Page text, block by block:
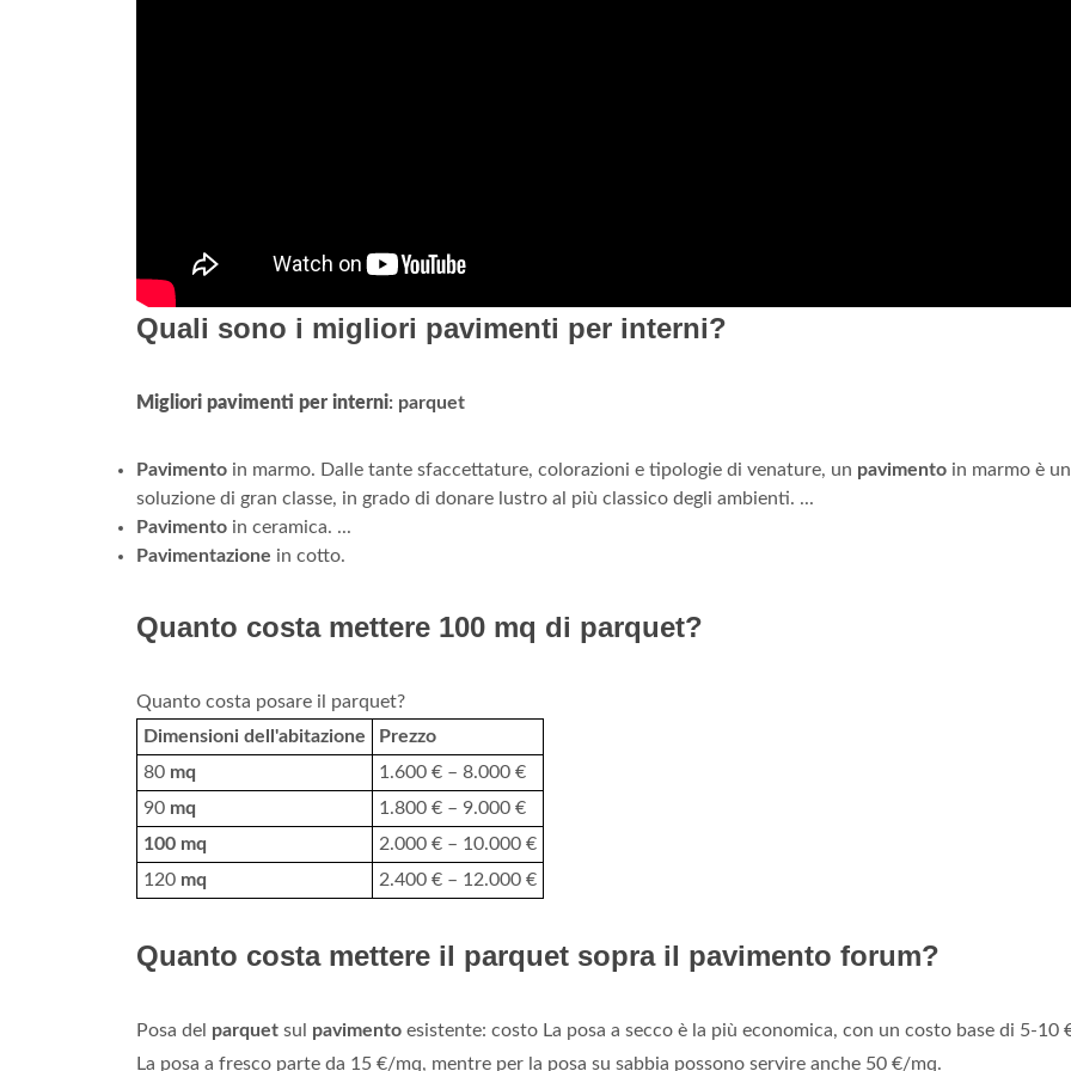
Quali sono i migliori pavimenti per interni?
Migliori pavimenti per interni: parquet
Pavimento in marmo. Dalle tante sfaccettature, colorazioni e tipologie di venature, un pavimento in marmo è
soluzione di gran classe, in grado di donare lustro al più classico degli ambienti. ...
Pavimento in ceramica. ...
Pavimentazione in cotto.
Quanto costa mettere 100 mq di parquet?
Quanto costa posare il parquet?
Dimensioni dell'abitazione
Prezzo
80 mq
1.600 € – 8.000 €
90 mq
1.800 € – 9.000 €
100 mq
2.000 € – 10.000 €
120 mq 2.400 € – 12.000 €
Quanto costa mettere il parquet sopra il pavimento forum?
Posa del parquet sul pavimento esistente: costo La posa a secco è la più economica, con un costo base di 5-10
La posa a fresco parte da 15 €/mq, mentre per la posa su sabbia possono servire anche 50 €/mq.